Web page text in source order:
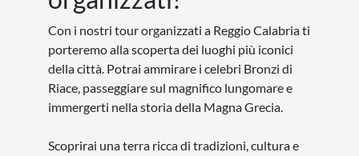
Con i nostri tour organizzati a Reggio Calabria ti
porteremo alla scoperta dei luoghi più iconici
della città. Potrai ammirare i celebri Bronzi di
Riace, passeggiare sul magnifico lungomare e
immergerti nella storia della Magna Grecia.
Scoprirai una terra ricca di tradizioni, cultura e